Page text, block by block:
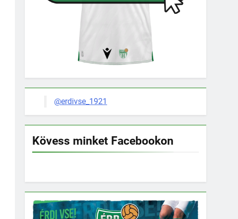
@erdivse_1921
Kövess minket Facebookon